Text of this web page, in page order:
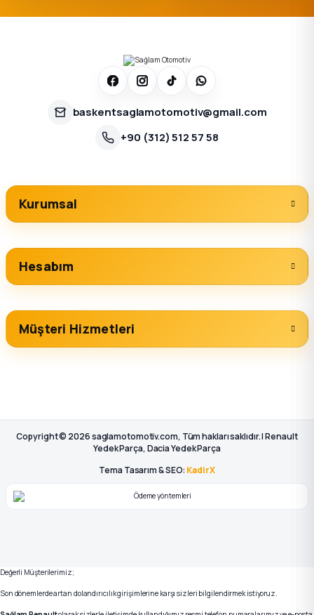
baskentsaglamotomotiv@gmail.com
+90 (312) 512 57 58
Kurumsal
Hesabım
Müşteri Hizmetleri
Copyright © 2026 saglamotomotiv.com, Tüm hakları saklıdır. | Renault
Yedek Parça, Dacia Yedek Parça
Tema Tasarım & SEO: KadirX
Değerli Müşterilerimiz;
Son dönemlerde artan dolandırıcılık girişimlerine karşı sizleri bilgilendirmek istiyoruz.